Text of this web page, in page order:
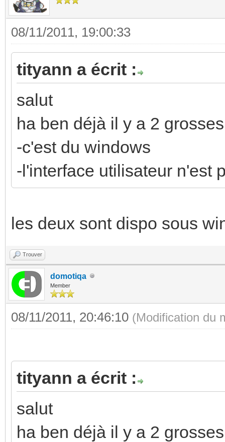
08/11/2011, 19:00:33
tityann a écrit :
salut
ha ben déjà il y a 2
-c'est du windows
-l'interface utilisateur n'est
les deux sont dispo sous
Trouver
domotiqa
Member
08/11/2011, 20:46:10 (Modification du
tityann a écrit :
salut
ha ben déjà il y a 2